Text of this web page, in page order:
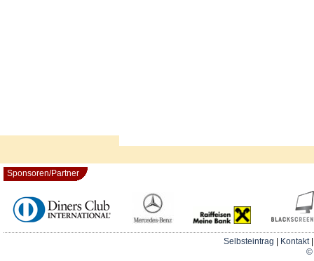
Sponsoren/Partner
Selbsteintrag Kontakt
©